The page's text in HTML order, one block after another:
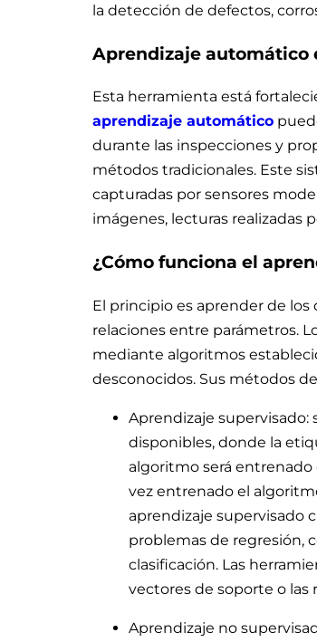
la detección de defectos,
Aprendizaje automático
Esta herramienta está
aprendizaje automático
durante las inspecciones y
métodos tradicionales. Este
capturadas por sensores
imágenes, lecturas realizadas
¿Cómo funciona el
El principio es aprender de los
relaciones entre parámetros.
mediante algoritmos
desconocidos. Sus métodos
Aprendizaje
disponibles, donde la
algoritmo será entrenado
vez entrenado el
aprendizaje supervisado
problemas de regresión,
clasificación. Las
vectores de soporte o las
Aprendizaje no